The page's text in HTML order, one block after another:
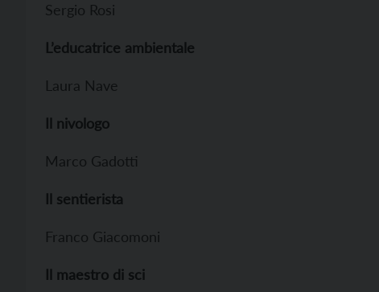
Sergio Rosi
L’educatrice ambientale
Laura Nave
Il nivologo
Marco Gadotti
Il sentierista
Franco Giacomoni
Il maestro di sci